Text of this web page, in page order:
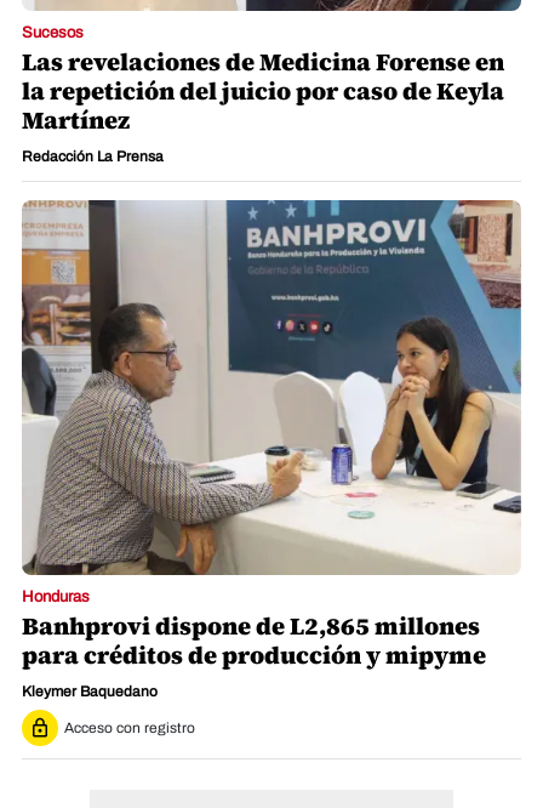
Sucesos
Las revelaciones de Medicina Forense en
la repetición del juicio por caso de Keyla
Martínez
Redacción La Prensa
Honduras
Banhprovi dispone de L2,865 millones
para créditos de producción y mipyme
Kleymer Baquedano
Acceso con registro